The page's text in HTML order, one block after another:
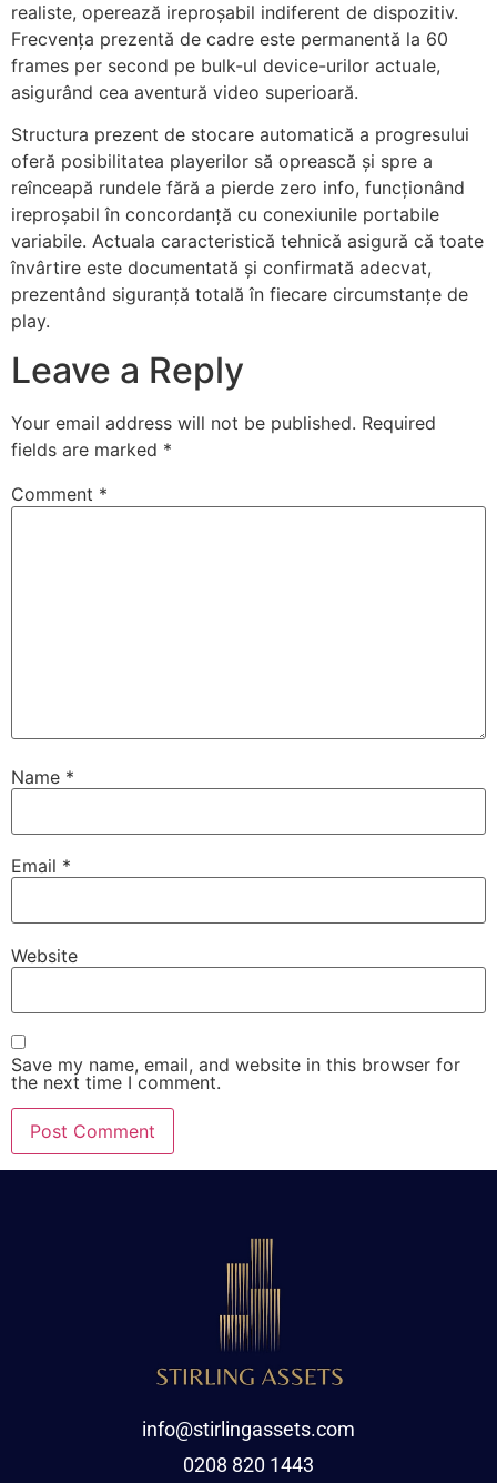
realiste, operează ireproșabil indiferent de dispozitiv.
Frecvența prezentă de cadre este permanentă la 60
frames per second pe bulk-ul device-urilor actuale,
asigurând cea aventură video superioară.
Structura prezent de stocare automatică a progresului
oferă posibilitatea playerilor să oprească și spre a
reînceapă rundele fără a pierde zero info, funcționând
ireproșabil în concordanță cu conexiunile portabile
variabile. Actuala caracteristică tehnică asigură că toate
învârtire este documentată și confirmată adecvat,
prezentând siguranță totală în fiecare circumstanțe de
play.
Leave a Reply
Your email address will not be published. Required
fields are marked *
Comment *
Name *
Email *
Website
Save my name, email, and website in this browser for
the next time I comment.
info@stirlingassets.com
0208 820 1443